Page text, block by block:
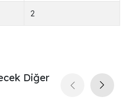
2
Diğer